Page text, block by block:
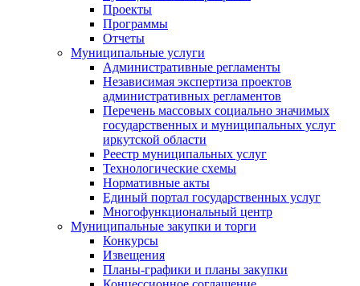
Проекты
Программы
Отчеты
Муниципальные услуги
Административные регламенты
Независимая экспертиза проектов
административных регламентов
Перечень массовых социально значимых
государственных и муниципальных услуг
иркутской области
Реестр муниципальных услуг
Технологические схемы
Нормативные акты
Единый портал государственных услуг
Многофункциональный центр
Муниципальные закупки и торги
Конкурсы
Извещения
Планы-графики и планы закупки